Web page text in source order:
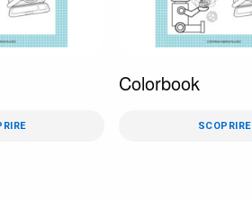
Colorbook
SCOPRIRE